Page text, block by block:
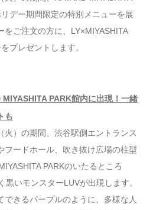
デー期間限定の特別メニューを展
をご注文の方に、LY×MIYASHITA
プレゼントします。
PARK館内に出現！一緒
も
火）の期間、渋谷駅側エントランス
フードホール、吹き抜け広場の柱型
PARKのいたるところ
黒いモンスターLUVが出現します。
できるパープルのように、多様な人